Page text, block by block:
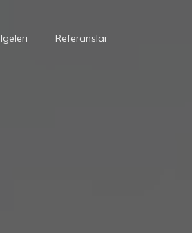
Referanslar